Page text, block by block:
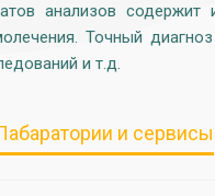
анализов
Точный
и т.д.
и сервисы